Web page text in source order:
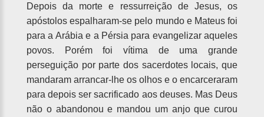
Depois da morte e ressurreição de Jesus, os
apóstolos espalharam-se pelo mundo e Mateus foi
para a Arábia e a Pérsia para evangelizar aqueles
povos. Porém foi vítima de uma grande
perseguição por parte dos sacerdotes locais, que
mandaram arrancar-lhe os olhos e o encarceraram
para depois ser sacrificado aos deuses. Mas Deus
não o abandonou e mandou um anjo que curou